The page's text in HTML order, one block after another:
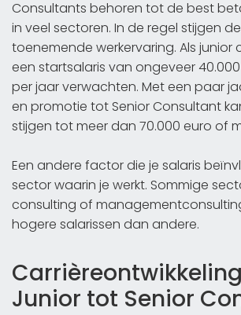
Consultants behoren tot de best
in veel sectoren. In de regel stijgen
toenemende werkervaring. Als junior
een startsalaris van ongeveer
per jaar verwachten. Met een paar
en promotie tot Senior Consultant
stijgen tot meer dan 70.000 euro of
Een andere factor die je salaris
sector waarin je werkt. Sommige
consulting of
hogere salarissen dan andere.
Junior tot Senior